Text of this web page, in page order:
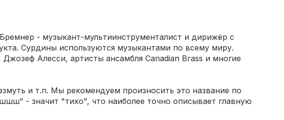
- музыкант-мультиинструменталист и дирижёр с
Сурдины используются музыкантами по всему миру.
Алесси, артисты ансамбля Canadian Brass и многие
и т.п. Мы рекомендуем произносить это название по
- значит "тихо", что наиболее точно описывает главную